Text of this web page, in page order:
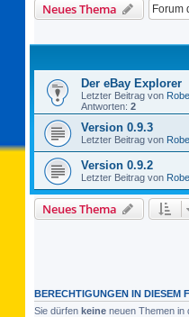
Neues Thema
Der eBay Explorer
Letzter Beitrag von
Antworten: 2
Version 0.9.3
Letzter Beitrag von
Version 0.9.2
Letzter Beitrag von
Neues Thema
BERECHTIGUNGEN IN DIESEM
Sie dürfen keine neuen Themen in